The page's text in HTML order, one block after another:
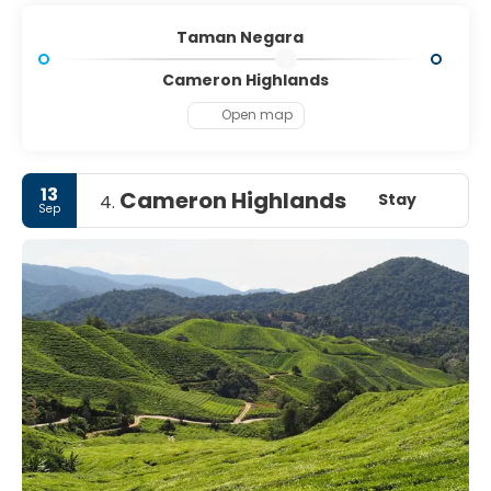
rewarding jungle escapes.Taman Negara
Cameron Highlands
Open map
13
Sep 4. Cameron Highlands Stay